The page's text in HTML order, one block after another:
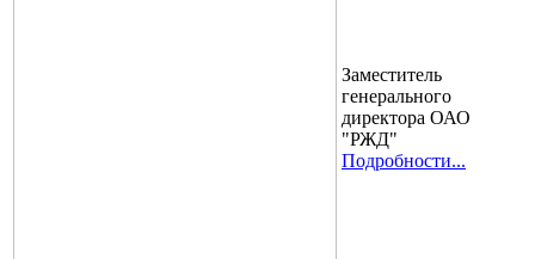
Заместитель
генерального
директора ОАО
"РЖД"
Подробности...